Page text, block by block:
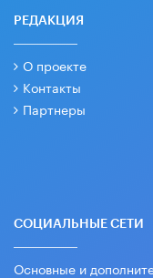
РЕДАКЦИЯ
О проекте
Контакты
Партнеры
СОЦИАЛЬНЫЕ СЕТИ
Основные и